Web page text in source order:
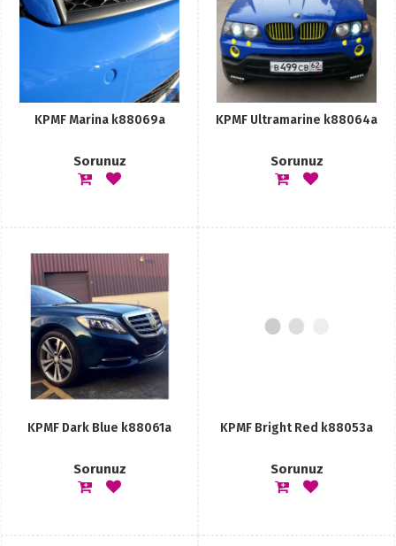
KPMF Marina k88069a
Sorunuz
KPMF Ultramarine k88064a
Sorunuz
KPMF Dark Blue k88061a
Sorunuz
KPMF Bright Red k88053a
Sorunuz